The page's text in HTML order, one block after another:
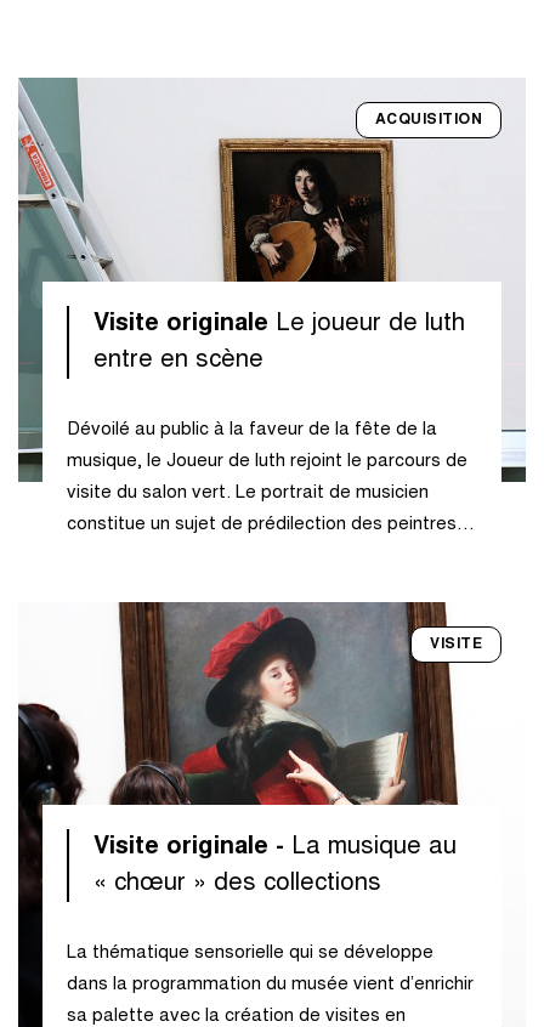
ACQUISITION
Visite originale Le joueur de luth
entre en scène
Dévoilé au public à la faveur de la fête de la
musique, le Joueur de luth rejoint le parcours de
visite du salon vert. Le portrait de musicien
constitue un sujet de prédilection des peintres…
VISITE
Visite originale - La musique au
« chœur » des collections
La thématique sensorielle qui se développe
dans la programmation du musée vient d’enrichir
sa palette avec la création de visites en